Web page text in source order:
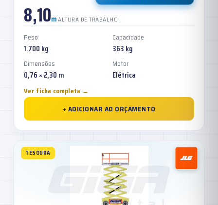
8,10mALTURA DE TRABALHO
Peso
1.700 kg
Capacidade
363 kg
Dimensões
0,76 × 2,30 m
Motor
Elétrica
Ver ficha completa →
+ ADICIONAR AO ORÇAMENTO
TESOURA